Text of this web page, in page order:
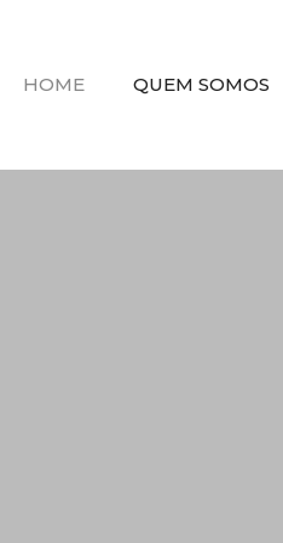
HOME QUEM SOMOS